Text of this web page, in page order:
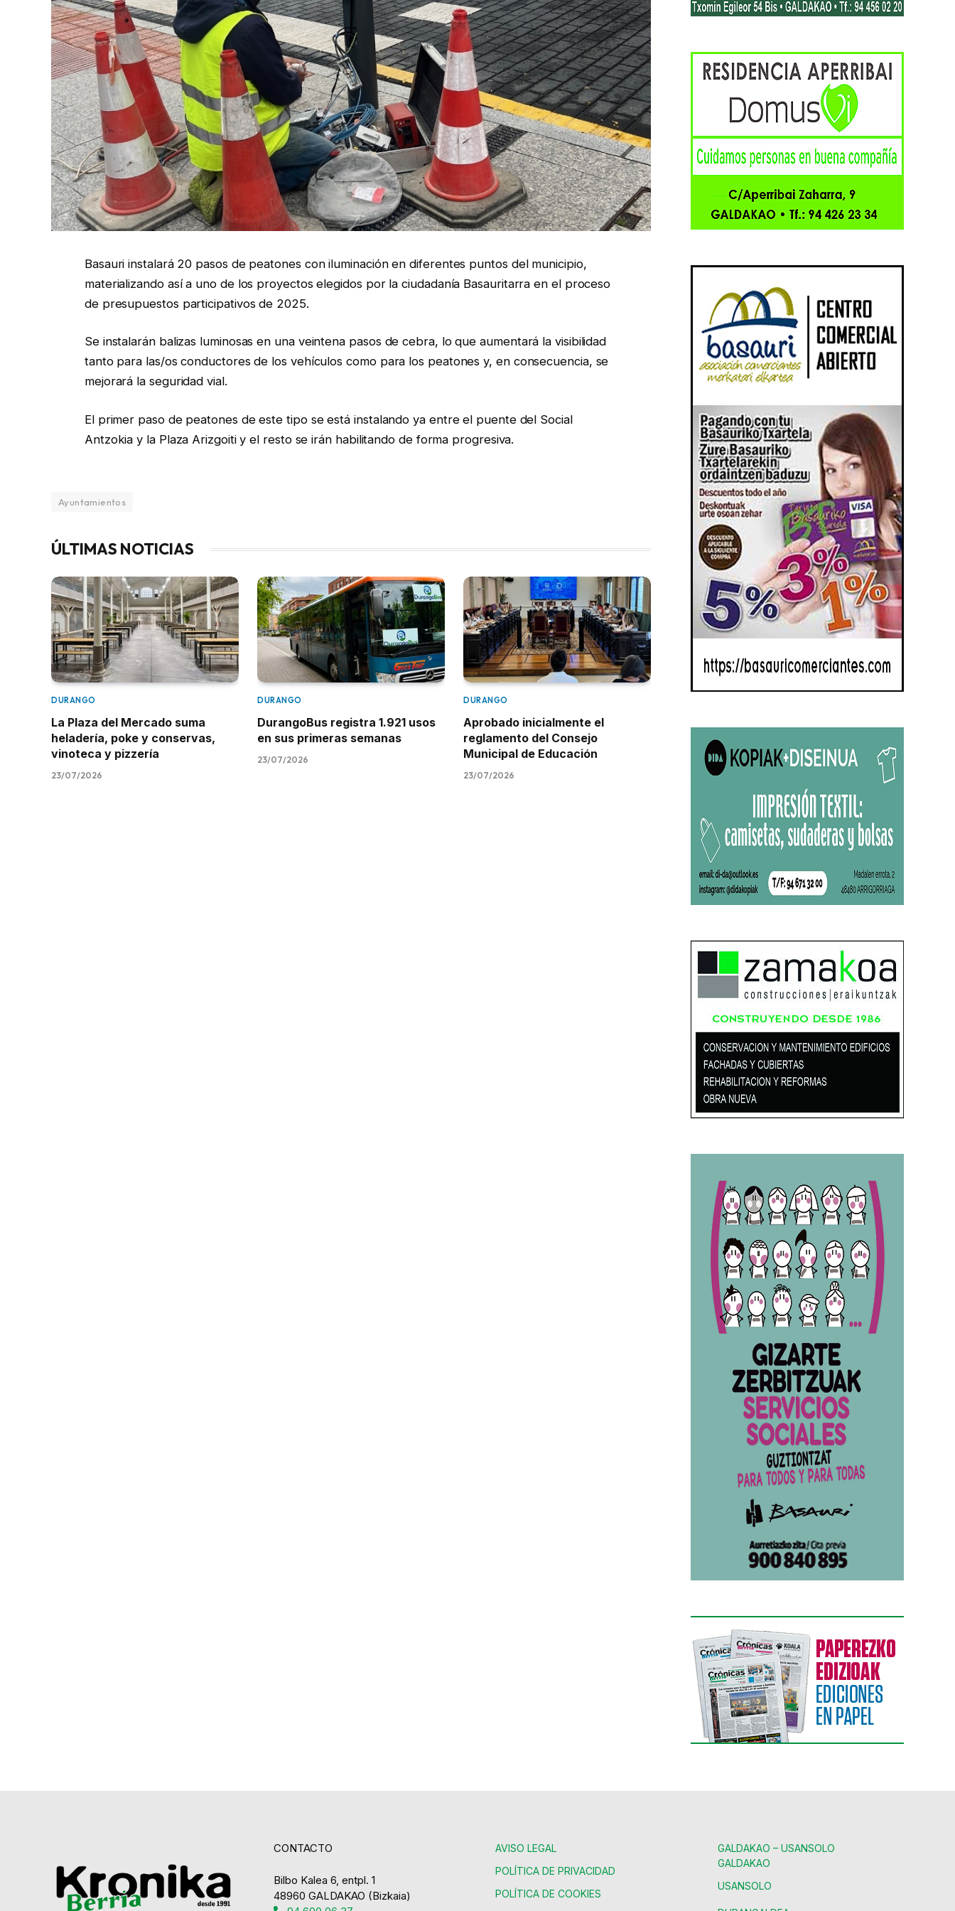
Basauri instalará 20 pasos de peatones con iluminación en diferentes puntos del municipio,
materializando así a uno de los proyectos elegidos por la ciudadanía Basauritarra en el proceso
de presupuestos participativos de 2025.
Se instalarán balizas luminosas en una veintena pasos de cebra, lo que aumentará la visibilidad
tanto para las/os conductores de los vehículos como para los peatones y, en consecuencia, se
mejorará la seguridad vial.
El primer paso de peatones de este tipo se está instalando ya entre el puente del Social
Antzokia y la Plaza Arizgoiti y el resto se irán habilitando de forma progresiva.
Ayuntamientos
ÚLTIMAS NOTICIAS
DURANGO
La Plaza del Mercado suma
heladería, poke y conservas,
vinoteca y pizzería
23/07/2026
DURANGO
DurangoBus registra 1.921 usos
en sus primeras semanas
23/07/2026
DURANGO
Aprobado inicialmente el
reglamento del Consejo
Municipal de Educación
23/07/2026
CONTACTO
Bilbo Kalea 6, entpl. 1
48960 GALDAKAO (Bizkaia)
AVISO LEGAL
POLÍTICA DE PRIVACIDAD
POLÍTICA DE COOKIES
GALDAKAO – USANSOLO
GALDAKAO
USANSOLO